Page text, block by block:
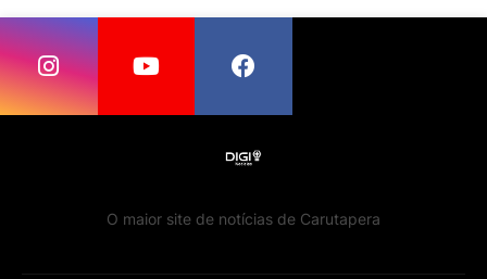
O maior site de notícias de Carutapera